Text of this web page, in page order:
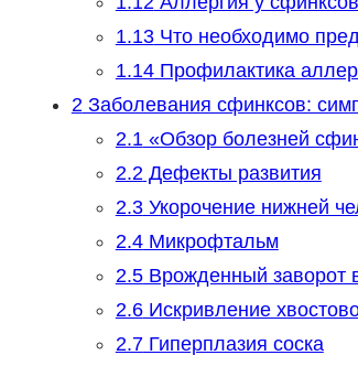
1.13Что необходимо
1.14Профилактика
2Заболевания сфинксов:
2.1«Обзор болезней
2.2Дефекты развития
2.3Укорочение нижней
2.4Микрофтальм
2.5Врожденный заворот
2.6Искривление
2.7Гиперплазия соска